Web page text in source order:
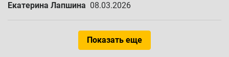
Екатерина Лапшина 08.03.2026
Показать еще